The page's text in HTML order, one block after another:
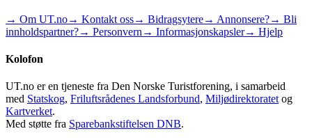
→ Om UT.no→ Kontakt oss→ Bidragsytere→ Annonsere?→ Bli
innholdspartner?→ Personvern → Informasjonskapsler→ Hjelp
Kolofon
UT.no er en tjeneste fra Den Norske Turistforening, i samarbeid
med Statskog, Friluftsrådenes Landsforbund, Miljødirektoratet og
Kartverket.
Med støtte fra Sparebankstiftelsen DNB.